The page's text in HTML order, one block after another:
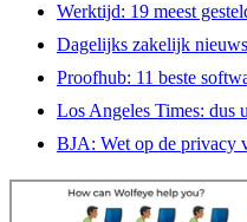
Werktijd: 19 meest
Dagelijks zakelijk
Proofhub: 11 beste
Los Angeles Times: dus
BJA: Wet op de privacy